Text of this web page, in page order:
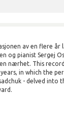
av en flere år
og pianist Sergej
nærhet. This
in which the
- delved into